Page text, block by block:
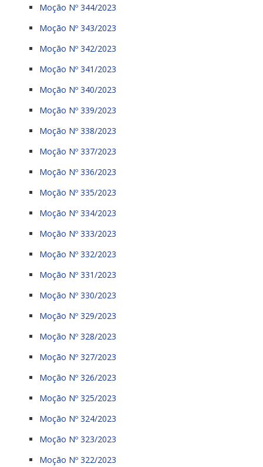
Moção Nº 344/2023
Moção Nº 343/2023
Moção Nº 342/2023
Moção Nº 341/2023
Moção Nº 340/2023
Moção Nº 339/2023
Moção Nº 338/2023
Moção Nº 337/2023
Moção Nº 336/2023
Moção Nº 335/2023
Moção Nº 334/2023
Moção Nº 333/2023
Moção Nº 332/2023
Moção Nº 331/2023
Moção Nº 330/2023
Moção Nº 329/2023
Moção Nº 328/2023
Moção Nº 327/2023
Moção Nº 326/2023
Moção Nº 325/2023
Moção Nº 324/2023
Moção Nº 323/2023
Moção Nº 322/2023